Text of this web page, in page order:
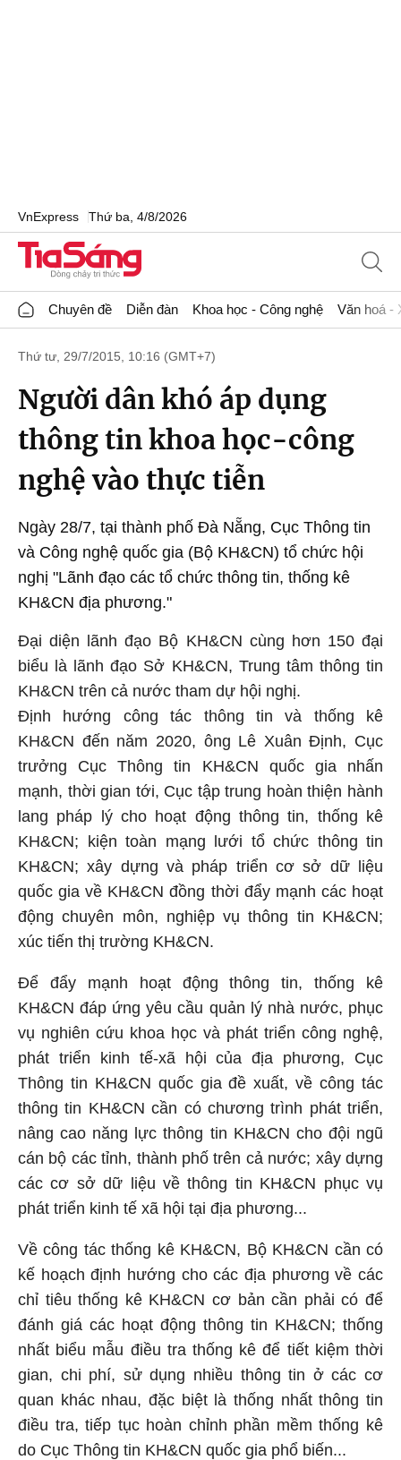
VnExpress Thứ ba, 4/8/2026
Chuyên đề Diễn đàn Khoa học - Công nghệ Văn hoá -
Thứ tư, 29/7/2015, 10:16 (GMT+7)
Người dân khó áp dụng
thông tin khoa học-công
nghệ vào thực tiễn
Ngày 28/7, tại thành phố Đà Nẵng, Cục Thông tin
và Công nghệ quốc gia (Bộ KH&CN) tổ chức hội
nghị "Lãnh đạo các tổ chức thông tin, thống kê
KH&CN địa phương."
Đại diện lãnh đạo Bộ KH&CN cùng hơn 150 đại
biểu là lãnh đạo Sở KH&CN, Trung tâm thông tin
KH&CN trên cả nước tham dự hội nghị.
Định hướng công tác thông tin và thống kê
KH&CN đến năm 2020, ông Lê Xuân Định, Cục
trưởng Cục Thông tin KH&CN quốc gia nhấn
mạnh, thời gian tới, Cục tập trung hoàn thiện hành
lang pháp lý cho hoạt động thông tin, thống kê
KH&CN; kiện toàn mạng lưới tổ chức thông tin
KH&CN; xây dựng và pháp triển cơ sở dữ liệu
quốc gia về KH&CN đồng thời đẩy mạnh các hoạt
động chuyên môn, nghiệp vụ thông tin KH&CN;
xúc tiến thị trường KH&CN.
Để đẩy mạnh hoạt động thông tin, thống kê
KH&CN đáp ứng yêu cầu quản lý nhà nước, phục
vụ nghiên cứu khoa học và phát triển công nghệ,
phát triển kinh tế-xã hội của địa phương, Cục
Thông tin KH&CN quốc gia đề xuất, về công tác
thông tin KH&CN cần có chương trình phát triển,
nâng cao năng lực thông tin KH&CN cho đội ngũ
cán bộ các tỉnh, thành phố trên cả nước; xây dựng
các cơ sở dữ liệu về thông tin KH&CN phục vụ
phát triển kinh tế xã hội tại địa phương...
Về công tác thống kê KH&CN, Bộ KH&CN cần có
kế hoạch định hướng cho các địa phương về các
chỉ tiêu thống kê KH&CN cơ bản cần phải có để
đánh giá các hoạt động thông tin KH&CN; thống
nhất biểu mẫu điều tra thống kê để tiết kiệm thời
gian, chi phí, sử dụng nhiều thông tin ở các cơ
quan khác nhau, đặc biệt là thống nhất thông tin
điều tra, tiếp tục hoàn chỉnh phần mềm thống kê
do Cục Thông tin KH&CN quốc gia phổ biến...